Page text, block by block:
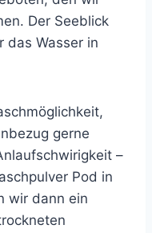
Der Seeblick
das Wasser in
gerne
–
Pod in
wir dann ein